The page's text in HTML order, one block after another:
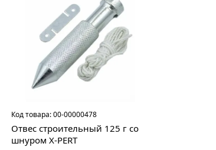
Код товара:00-00000478
Отвес строительный 125 г со
шнуром X-PERT